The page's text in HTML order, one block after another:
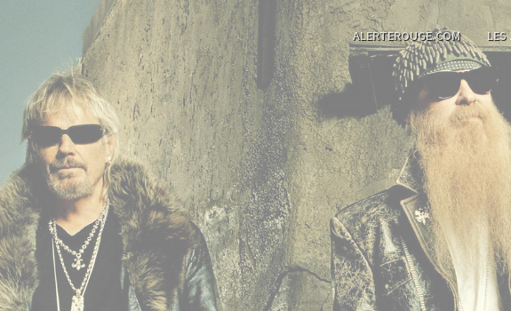
ALERTEROUGE.COM